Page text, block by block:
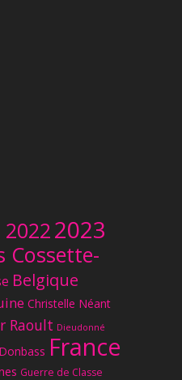
20222023
Cossette-
Belgique
Christelle Néant
Raoult Dieudonné
Donbass France
Guerre de Classe